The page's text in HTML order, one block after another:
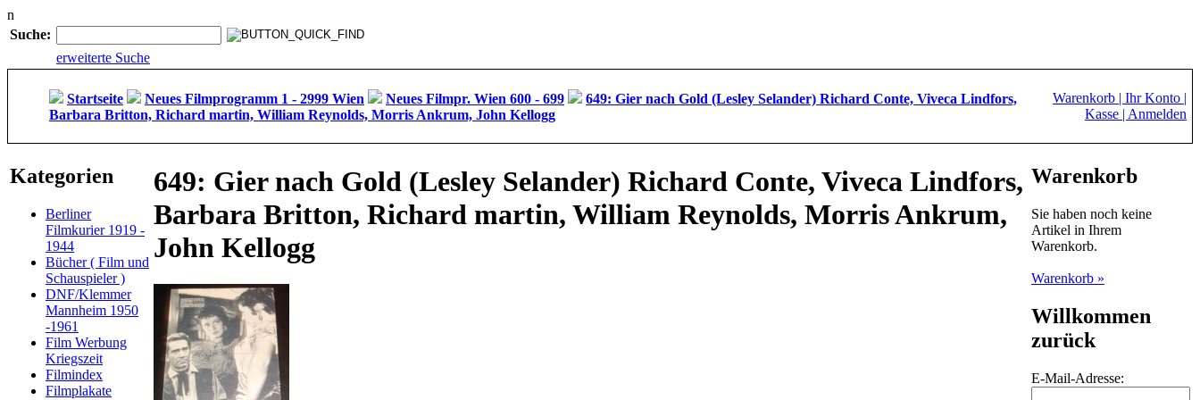
n
Suche:
erweiterte Suche
Startseite Neues Filmprogramm 1 - 2999 Wien Neues Filmpr. Wien 600 - 699
649: Gier nach Gold (Lesley Selander) Richard Conte, Viveca Lindfors,
Barbara Britton, Richard martin, William Reynolds, Morris Ankrum, John Kellogg
Warenkorb | Ihr Konto |
Kasse | Anmelden
Kategorien
Berliner
Filmkurier 1919 -
1944
Bücher ( Film und
Schauspieler )
DNF/Klemmer
Mannheim 1950
-1961
Film Werbung
Kriegszeit
Filmindex
Filmplakate
649: Gier nach Gold (Lesley Selander) Richard Conte, Viveca Lindfors,
Barbara Britton, Richard martin, William Reynolds, Morris Ankrum,
John Kellogg
Warenkorb
Sie haben noch keine
Artikel in Ihrem
Warenkorb.
Warenkorb »
Willkommen
zurück
E-Mail-Adresse: